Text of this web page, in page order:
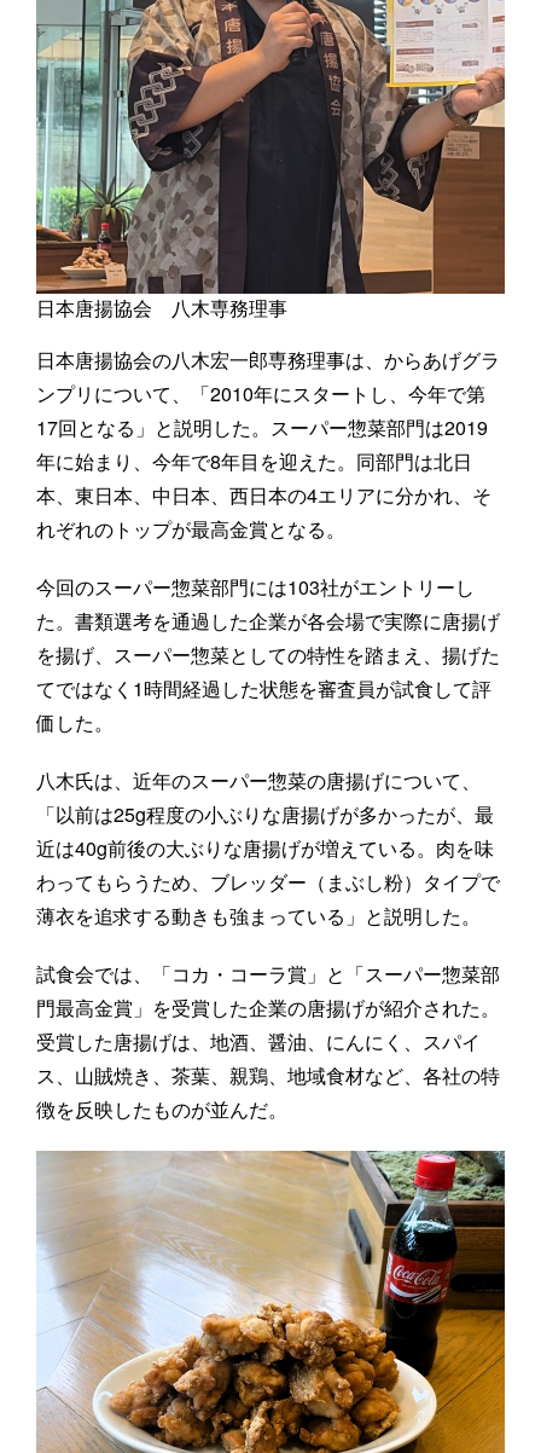
日本唐揚協会 八木専務理事
日本唐揚協会の八木宏一郎専務理事は、からあげグラ
ンプリについて、「2010年にスタートし、今年で第
17回となる」と説明した。スーパー惣菜部門は2019
年に始まり、今年で8年目を迎えた。同部門は北日
本、東日本、中日本、西日本の4エリアに分かれ、そ
れぞれのトップが最高金賞となる。
今回のスーパー惣菜部門には103社がエントリーし
た。書類選考を通過した企業が各会場で実際に唐揚げ
を揚げ、スーパー惣菜としての特性を踏まえ、揚げた
てではなく1時間経過した状態を審査員が試食して評
価した。
八木氏は、近年のスーパー惣菜の唐揚げについて、
「以前は25g程度の小ぶりな唐揚げが多かったが、最
近は40g前後の大ぶりな唐揚げが増えている。肉を味
わってもらうため、ブレッダー（まぶし粉）タイプで
薄衣を追求する動きも強まっている」と説明した。
試食会では、「コカ・コーラ賞」と「スーパー惣菜部
門最高金賞」を受賞した企業の唐揚げが紹介された。
受賞した唐揚げは、地酒、醤油、にんにく、スパイ
ス、山賊焼き、茶葉、親鶏、地域食材など、各社の特
徴を反映したものが並んだ。